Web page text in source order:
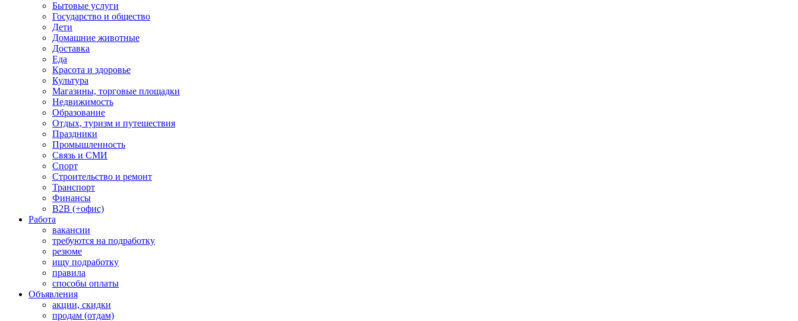
Бытовые услуги
Государство и общество
Дети
Домашние животные
Доставка
Еда
Красота и здоровье
Культура
Магазины, торговые площадки
Недвижимость
Образование
Отдых, туризм и путешествия
Праздники
Промышленность
Связь и СМИ
Спорт
Строительство и ремонт
Транспорт
Финансы
B2B (+офис)
Работа
вакансии
требуются на подработку
резюме
ищу подработку
правила
способы оплаты
Объявления
акции, скидки
продам (отдам)